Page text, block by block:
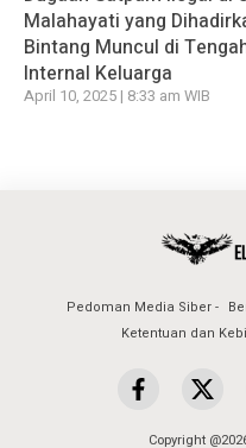
Malahayati yang
Bintang Muncul di
Internal Keluarga
April 10, 2025 | 8:33 am WIB
Pedoman Media Siber
Ketentuan dan
Copyright